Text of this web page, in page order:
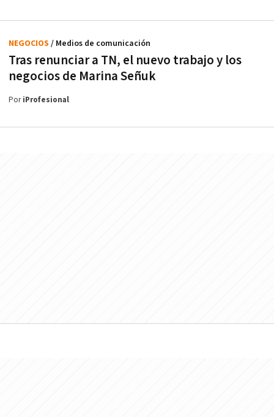
Tras renunciar a TN, el nuevo trabajo y los
negocios de Marina Señuk
NEGOCIOS / Medios de comunicación
PoriProfesional